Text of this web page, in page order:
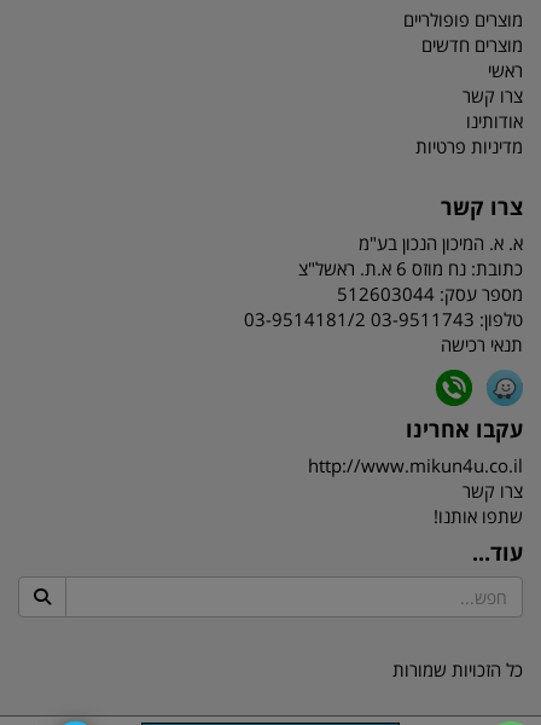
מוצרים פופולריים
מוצרים חדשים
ראשי
צרו קשר
אודותינו
מדיניות פרטיות
צרו קשר
א. א. המיכון הנכון בע"מ
כתובת: נח מוזס 6 א.ת. ראשל"צ
מספר עסק: 512603044
טלפון: 03-9511743 03-9514181/2
תנאי רכישה
עקבו אחרינו
http://www.mikun4u.co.il
צרו קשר
שתפו אותנו!
עוד...
כל הזכויות שמורות